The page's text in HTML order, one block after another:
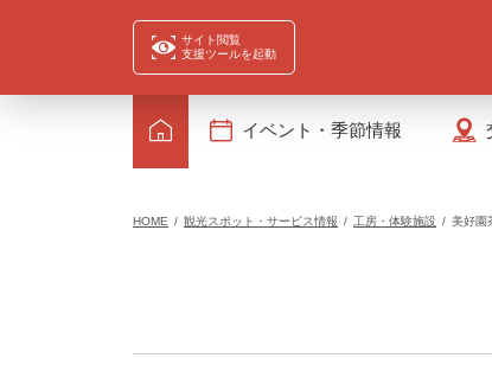
サイト閲覧
支援ツールを起動
イベント・季節情報
HOME 観光スポット・サービス情報 工房・体験施設 美好園